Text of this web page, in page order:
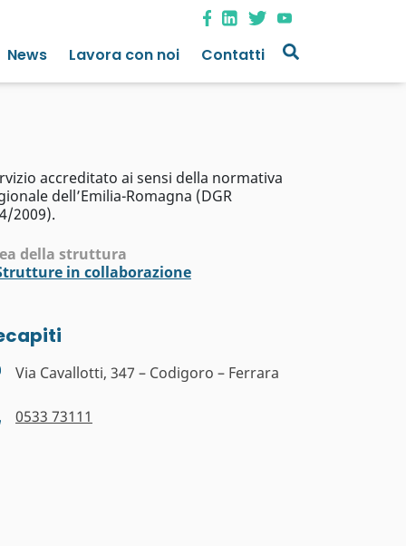
News Lavora con noi Contatti
accreditato ai sensi della normativa
dell’Emilia-Romagna (DGR
2009).
della struttura
in collaborazione
Via Cavallotti, 347 – Codigoro – Ferrara
0533 73111